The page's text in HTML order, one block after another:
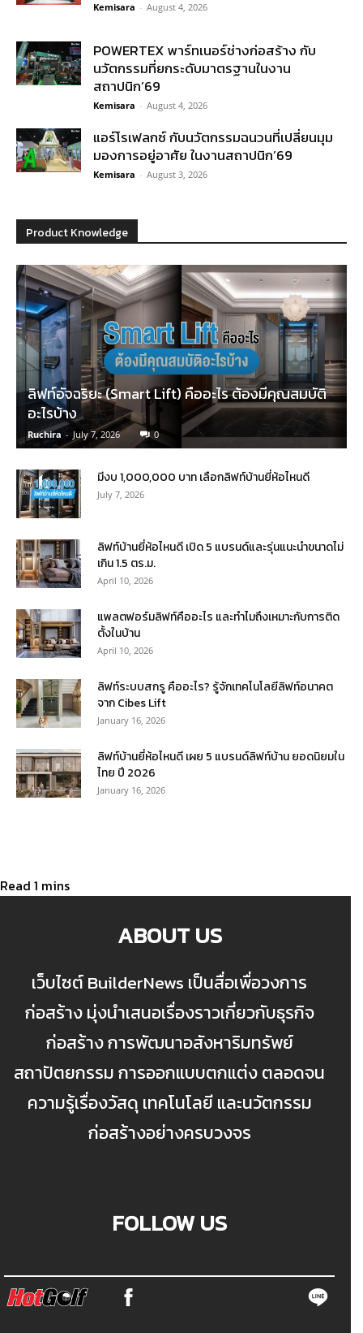
Kemisara - August 4, 2026
POWERTEX พาร์ทเนอร์ช่างก่อสร้าง กับ
นวัตกรรมที่ยกระดับมาตรฐานในงาน
สถาปนิก’69
Kemisara - August 4, 2026
แอร์โรเฟลกซ์ กับนวัตกรรมฉนวนที่เปลี่ยนมุม
มองการอยู่อาศัย ในงานสถาปนิก’69
Kemisara - August 3, 2026
Product Knowledge
ลิฟท์อัจฉริยะ (Smart Lift) คืออะไร ต้องมีคุณสมบัติ
อะไรบ้าง
Ruchira - July 7, 2026 0
มีงบ 1,000,000 บาท เลือกลิฟท์บ้านยี่ห้อไหนดี
July 7, 2026
ลิฟท์บ้านยี่ห้อไหนดี เปิด 5 แบรนด์และรุ่นแนะนำขนาดไม่
เกิน 1.5 ตร.ม.
April 10, 2026
แพลตฟอร์มลิฟท์คืออะไร และทำไมถึงเหมาะกับการติด
ตั้งในบ้าน
April 10, 2026
ลิฟท์ระบบสกรู คืออะไร? รู้จักเทคโนโลยีลิฟท์อนาคต
จาก Cibes Lift
January 16, 2026
ลิฟท์บ้านยี่ห้อไหนดี เผย 5 แบรนด์ลิฟท์บ้าน ยอดนิยมใน
ไทย ปี 2026
January 16, 2026
ABOUT US
เว็บไซต์ BuilderNews เป็นสื่อเพื่อวงการ
ก่อสร้าง มุ่งนำเสนอเรื่องราวเกี่ยวกับธุรกิจ
ก่อสร้าง การพัฒนาอสังหาริมทรัพย์
สถาปัตยกรรม การออกแบบตกแต่ง ตลอดจน
ความรู้เรื่องวัสดุ เทคโนโลยี และนวัตกรรม
ก่อสร้างอย่างครบวงจร
FOLLOW US